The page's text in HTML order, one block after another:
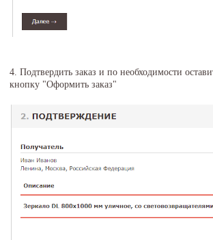
4. Подтвердить заказ и по необходимости
кнопку "Оформить заказ"